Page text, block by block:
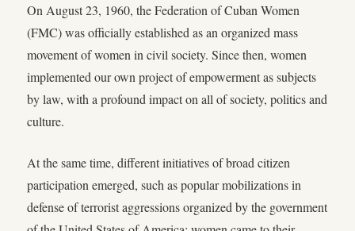
On August 23, 1960, the Federation of Cuban Women
(FMC) was officially established as an organized mass
movement of women in civil society. Since then, women
implemented our own project of empowerment as subjects
by law, with a profound impact on all of society, politics and
culture.
At the same time, different initiatives of broad citizen
participation emerged, such as popular mobilizations in
defense of terrorist aggressions organized by the government